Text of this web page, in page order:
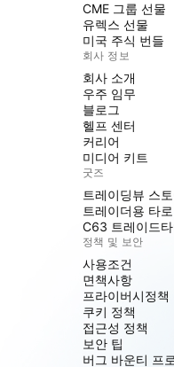
CME 그룹 선물
유렉스 선물
미국 주식 번들
회사 정보
회사 소개
우주 임무
블로그
헬프 센터
커리어
미디어 키트
굿즈
트레이딩뷰 스
트레이더용 타
C63 트레이드타
정책 및 보안
사용조건
면책사항
프라이버시정책
쿠키 정책
접근성 정책
보안 팁
버그 바운티 프